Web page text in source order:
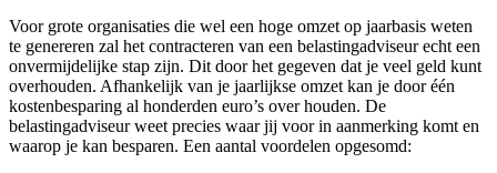
Voor grote organisaties die wel een hoge omzet op jaarbasis weten
te genereren zal het contracteren van een belastingadviseur echt een
onvermijdelijke stap zijn. Dit door het gegeven dat je veel geld kunt
overhouden. Afhankelijk van je jaarlijkse omzet kan je door één
kostenbesparing al honderden euro’s over houden. De
belastingadviseur weet precies waar jij voor in aanmerking komt en
waarop je kan besparen. Een aantal voordelen opgesomd: